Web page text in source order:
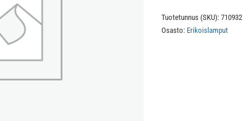
T8
15W/10
Tuotetunnus (SKU): 710932
Osasto: Erikoislamput